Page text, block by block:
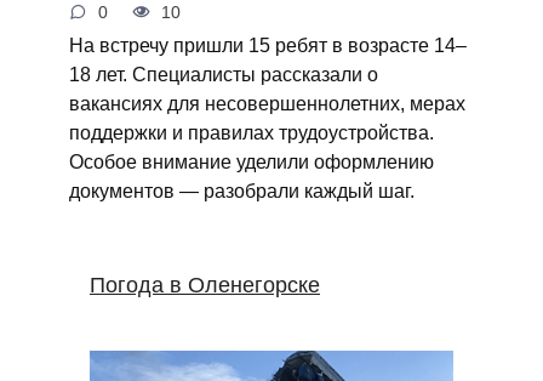
0 10
На встречу пришли 15 ребят в возрасте 14–
18 лет. Специалисты рассказали о
вакансиях для несовершеннолетних, мерах
поддержки и правилах трудоустройства.
Особое внимание уделили оформлению
документов — разобрали каждый шаг.
Погода в Оленегорске